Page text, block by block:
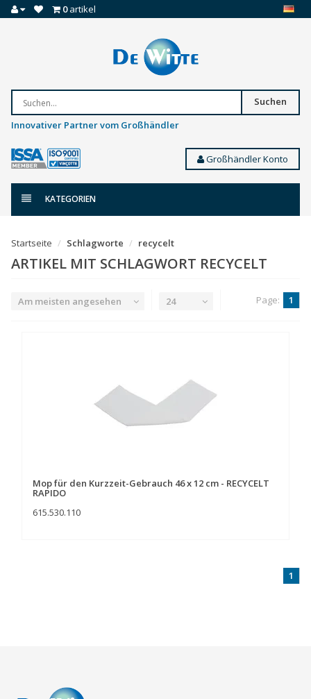
0artikel
Suchen
Innovativer Partner vom Großhändler
Großhändler Konto
KATEGORIEN
Startseite Schlagworte recycelt
ARTIKEL MIT SCHLAGWORT RECYCELT
Am meisten angesehen 24 Page: 1
Mop für den Kurzzeit-Gebrauch 46 x 12 cm - RECYCELT
RAPIDO
615.530.110
1